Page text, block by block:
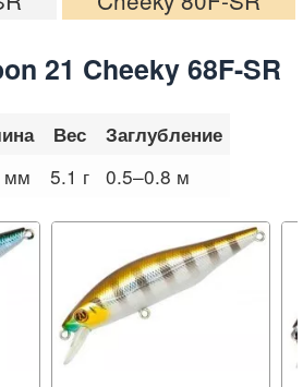
21 Cheeky 68F-SR
Вес Заглубление
мм 5.1 г 0.5–0.8 м